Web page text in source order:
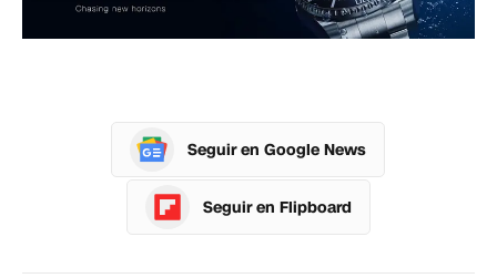
Seguir en Google News
Seguir en Flipboard